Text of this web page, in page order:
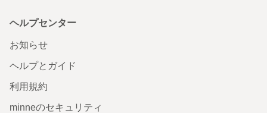
ヘルプセンター
お知らせ
ヘルプとガイド
利用規約
minneのセキュリティ